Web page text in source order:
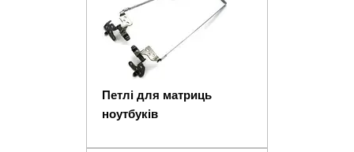
Петлі для матриць
ноутбуків